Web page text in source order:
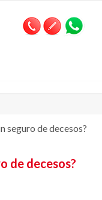
seguro de decesos?
de decesos?